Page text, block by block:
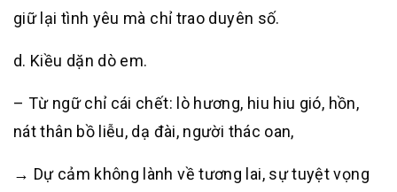
giữ lại tình yêu mà chỉ trao duyên số.
d. Kiều dặn dò em.
– Từ ngữ chỉ cái chết: lò hương, hiu hiu gió, hồn,
nát thân bồ liễu, dạ đài, người thác oan,
→ Dự cảm không lành về tương lai, sự tuyệt vọng